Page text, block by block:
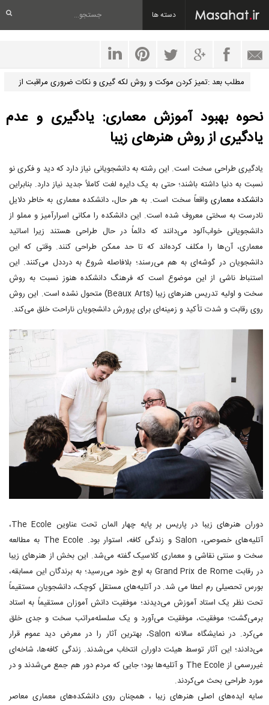
دسته ها
مطلب بعد :تمیز کردن موکت و روش لکه گیری و نکات ضروری مراقبت از
نحوه بهبود آموزش معماری: یادگیری و عدم
یادگیری از روش هنرهای زیبا
یادگیری طراحی سخت است. این رشته به دانشجویانی نیاز دارد که دید و فکری نو
نسبت به دنیا داشته باشند؛ حتی به یک دایره لغت کاملاً جدید نیاز دارد. بنابراین
دانشکده معماری واقعاً سخت است. به هر حال، دانشکده معماری به خاطر دلایل
نادرست به سختی معروف شده است. این دانشکده را مکانی اسرارآمیز و مملو از
دانشجویانی خواب‌آلود می‌دانند که دائماً در حال طراحی هستند زیرا اساتید
معماری، آن‌ها را مکلف کرده‌اند که تا حد ممکن طراحی کنند. وقتی که این
دانشجویان در گوشه‌ای به هم می‌رسند؛ بلافاصله شروع به درددل می‌کنند. این
استنباط ناشی از این موضوع است که فرهنگ دانشکده هنوز نسبت به روش
سخت و اولیه تدریس هنرهای زیبا (Beaux Arts) متحول نشده است. این روش
روی رقابت و شدت تأکید و زمینه‌ای برای پرورش دانشجویان ناراحت خلق می‌کند.
دوران هنرهای زیبا در پاریس بر پایه چهار المان تحت عناوین The Ecole،
آتلیه‌های خصوصی، Salon و زندگی کافه، استوار بود. The Ecole به مطالعه
سخت و سنتی نقاشی و معماری کلاسیک گفته می‌شد. این بخش از هنرهای زیبا
در رقابت Grand Prix de Rome به اوج خود می‌رسید؛ به برندگان این مسابقه،
بورس تحصیلی رم اعطا می شد. در آتلیه‌های مستقل کوچک، دانشجویان مستقیماً
تحت نظر یک استاد آموزش می‌دیدند؛ موفقیت دانش آموزان مستقیماً به استاد
برمی‌گشت؛ موفقیت، موفقیت می‌آورد و یک سلسله‌مراتب سخت و جدی خلق
می‌کرد. در نمایشگاه سالانه Salon، بهترین آثار را در معرض دید عموم قرار
می‌دادند؛ این آثار توسط هیئت داوران انتخاب می‌شدند. زندگی کافه‌ها، شاخه‌ای
غیررسمی از The Ecole و آتلیه‌ها بود؛ جایی که مردم دور هم جمع می‌شدند و در
مورد طراحی بحث می‌کردند.
سایه ایده‌های اصلی هنرهای زیبا ، همچنان روی دانشکده‌های معماری معاصر